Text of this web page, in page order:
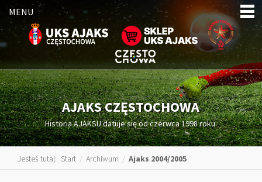
MENU
AJAKS CZĘSTOCHOWA
Historia AJAKSU datuje się od czerwca 1998 roku.
Jesteś tutaj: Start / Archiwum / Ajaks 2004/2005